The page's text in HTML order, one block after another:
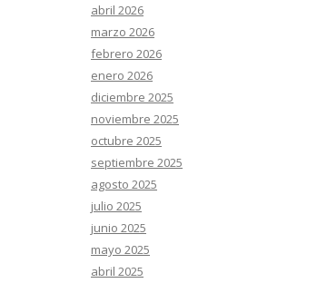
abril 2026
marzo 2026
febrero 2026
enero 2026
diciembre 2025
noviembre 2025
octubre 2025
septiembre 2025
agosto 2025
julio 2025
junio 2025
mayo 2025
abril 2025